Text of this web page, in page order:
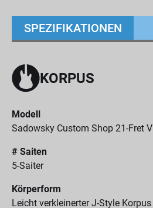
SPEZIFIKATIONEN
KORPUS
Modell
Sadowsky Custom Shop 21-Fret
# Saiten
5-Saiter
Körperform
Leicht verkleinerter J-Style Korpus